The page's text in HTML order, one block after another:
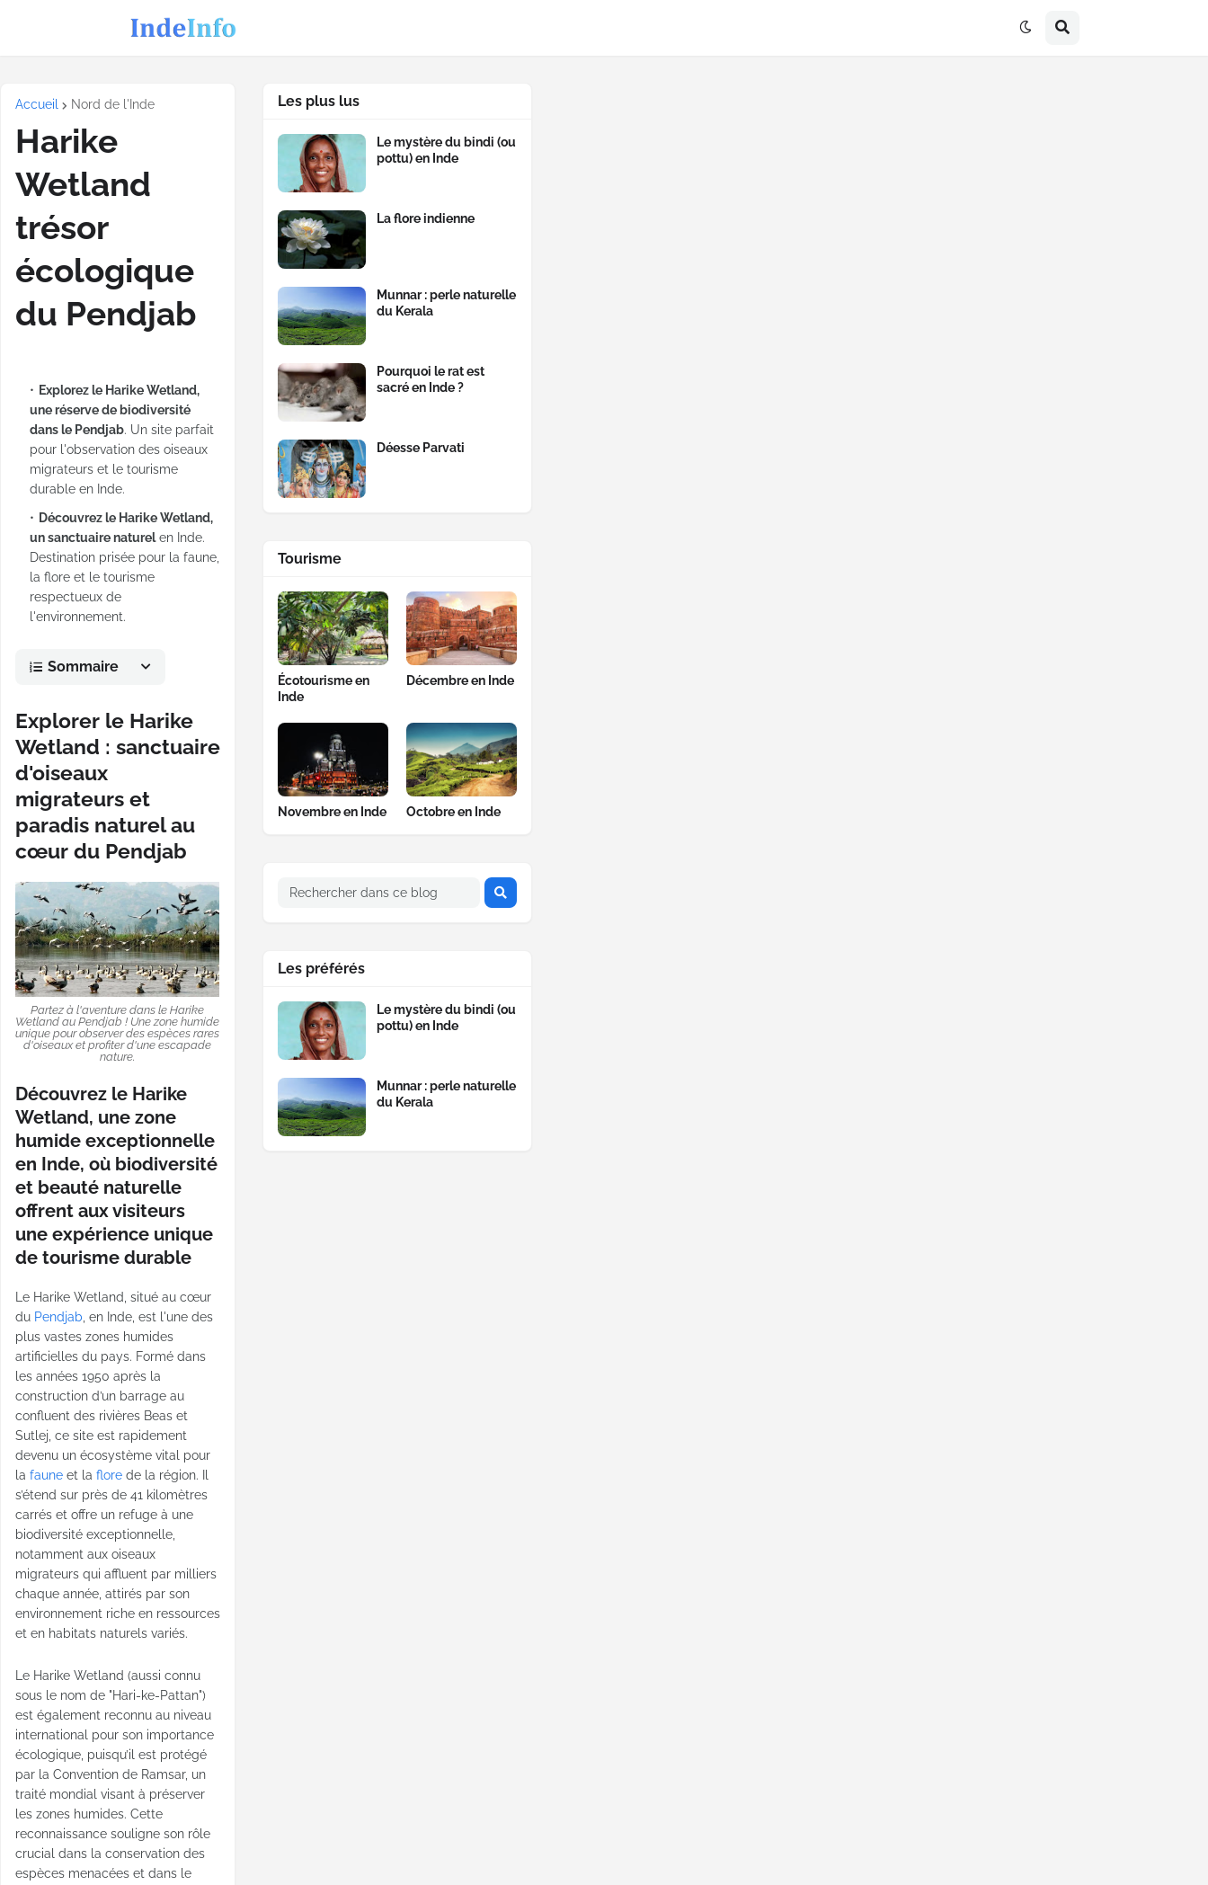
Accueil Nord de l'Inde
Harike
Wetland
trésor
écologique
du Pendjab
Explorez le Harike Wetland,
une réserve de biodiversité
dans le Pendjab. Un site parfait
pour l'observation des oiseaux
migrateurs et le tourisme
durable en Inde.
Découvrez le Harike Wetland,
un sanctuaire naturelen Inde.
Destination prisée pour la faune,
la flore et le tourisme
respectueux de
l'environnement.
Sommaire
Explorer le Harike
Wetland : sanctuaire
d'oiseaux
migrateurs et
paradis naturel au
cœur du Pendjab
Partez à l'aventure dans le Harike
Wetland au Pendjab ! Une zone humide
unique pour observer des espèces rares
d'oiseaux et profiter d'une escapade
nature.
Découvrez le Harike
Wetland, une zone
humide exceptionnelle
en Inde, où biodiversité
et beauté naturelle
offrent aux visiteurs
une expérience unique
de tourisme durable
Le Harike Wetland, situé au cœur
du Pendjab , en Inde, est l'une des
plus vastes zones humides
artificielles du pays. Formé dans
les années 1950 après la
construction d’un barrage au
confluent des rivières Beas et
Sutlej, ce site est rapidement
devenu un écosystème vital pour
la faune et la flore de la région. Il
s’étend sur près de 41 kilomètres
carrés et offre un refuge à une
biodiversité exceptionnelle,
notamment aux oiseaux
migrateurs qui affluent par milliers
chaque année, attirés par son
environnement riche en ressources
et en habitats naturels variés.
Le Harike Wetland (aussi connu
sous le nom de "Hari-ke-Pattan")
est également reconnu au niveau
international pour son importance
écologique, puisqu’il est protégé
par la Convention de Ramsar, un
traité mondial visant à préserver
les zones humides. Cette
reconnaissance souligne son rôle
crucial dans la conservation des
espèces menacées et dans le
Les plus lus
Le mystère du bindi (ou
pottu) en Inde
La flore indienne
Munnar : perle naturelle
du Kerala
Pourquoi le rat est
sacré en Inde ?
Déesse Parvati
Tourisme
Écotourisme en
Inde
Décembre en Inde
Novembre en Inde Octobre en Inde
Les préférés
Le mystère du bindi (ou
pottu) en Inde
Munnar : perle naturelle
du Kerala